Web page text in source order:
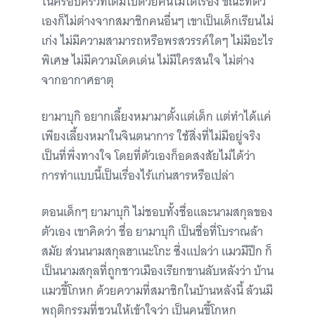
เองก็ไม่ต่างจากสมาชิกคนอื่นๆ เขาเป็นเด็กเรียนไม่
เก่ง ไม่มีความสามารถหรือพรสวรรค์ใดๆ ไม่มีอะไร
พิเศษ ไม่มีความโดดเด่น ไม่มีใครสนใจ ไม่ต่าง
จากอากาศธาตุ
ยามาบุกิ อยากเลี้ยงหมามาตั้งแต่เด็ก แต่ทำได้แค่
เพียงเลี้ยงหมาในจินตนาการ ใช้สิ่งที่ไม่มีอยู่จริง
เป็นที่พึ่งทางใจ โดยที่ตัวเองก็อดสงสัยไม่ได้ว่า
การทำแบบนี้เป็นเรื่องไร้แก่นสารหรือเปล่า
ตอนเด็กๆ ยามาบุกิ ไม่ชอบทั้งชื่อและนามสกุลของ
ตัวเอง เขาคิดว่า ชื่อ ยามาบุกิ เป็นชื่อที่โบราณล้า
สมัย ส่วนนามสกุลฮาเนะโกะ ซึ่งแปลว่า แมวมีปีก ก็
เป็นนามสกุลที่ถูกชาวเมืองเรียกขานลับหลังว่า บ้าน
แมวขี้โกหก ด้วยความที่สมาชิกในบ้านหลังนี้ ล้วนมี
พฤติกรรมที่ชวนให้เข้าใจว่า เป็นคนขี้โกหก